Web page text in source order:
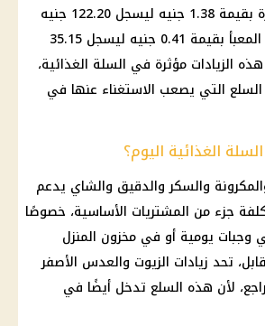
وصعد سعر زيت الذرة بقيمة 1.38 جنيه ليسجل 122.20 جنيه
للتر، بينما ارتفع الأرز المعبأ بقيمة 0.41 جنيه ليسجل 35.15
الزيادات مؤثرة في السلة الغذائية،
السلع التي يصعب الاستغناء عنها في
الغذائية اليوم؟
والسكر والدقيق والشاي يدعم
جزء من المشتريات الأساسية، خصوصًا
وجبات يومية أو في مخزون المنزل
تحد زيادات الزيوت والعدس الأصفر
لأن هذه السلع تدخل أيضًا في